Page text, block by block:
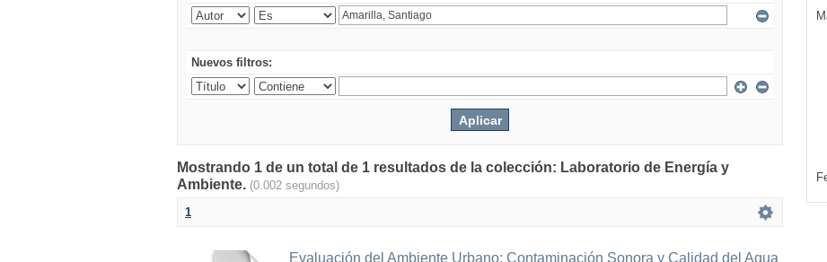
Nuevos filtros:
Mostrando 1 de un total de 1 resultados de la colección: Laboratorio de Energía y
Ambiente. (0.002 segundos)
1
Evaluación del Ambiente Urbano: Contaminación Sonora y Calidad del Agua